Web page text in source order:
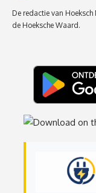
De redactie van
de Hoeksche Waard.